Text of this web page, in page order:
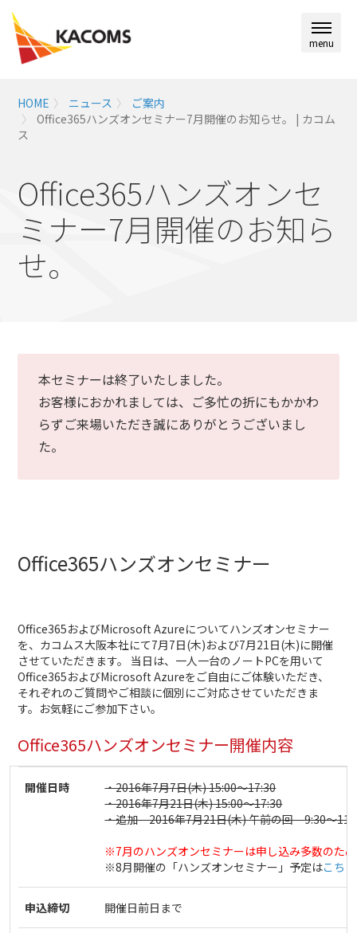
menu
HOME ニュース
ご案内
Office365ハンズオンセミナー7月開催のお知らせ。 | カコム
ス
Office365ハンズオンセ
ミナー7月開催のお知ら
せ。
本セミナーは終了いたしました。
お客様におかれましては、ご多忙の折にもかかわ
らずご来場いただき誠にありがとうございまし
た。
Office365ハンズオンセミナー
Office365およびMicrosoft Azureについてハンズオンセミナー
を、カコムス大阪本社にて7月7日(木)および7月21日(木)に開催
させていただきます。 当日は、一人一台のノートPCを用いて
Office365およびMicrosoft Azureをご自由にご体験いただき、
それぞれのご質問やご相談に個別にご対応させていただきま
す。お気軽にご参加下さい。
Office365ハンズオンセミナー開催内容
開催日時
・2016年7月7日(木) 15:00～17:30
・2016年7月21日(木) 15:00～17:30
・追加 2016年7月21日(木) 午前の回 9:30～
※7月のハンズオンセミナーは申し込み多数のた
※8月開催の「ハンズオンセミナー」予定はこちら
申込締切 開催日前日まで